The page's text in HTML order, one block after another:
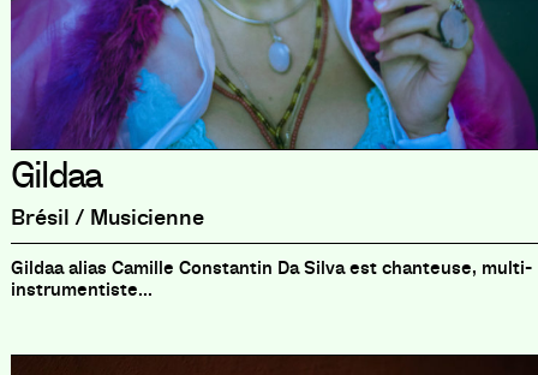
Gildaa
Brésil / Musicienne
Gildaa alias Camille Constantin Da Silva est chanteuse, multi-
instrumentiste...